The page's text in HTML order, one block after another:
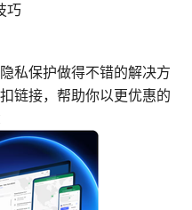
巧
私保护做得不错的解决方
链接，帮助你以更优惠的